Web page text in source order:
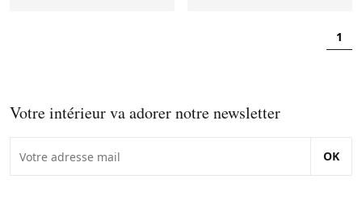
1
Votre intérieur va adorer notre newsletter
OK